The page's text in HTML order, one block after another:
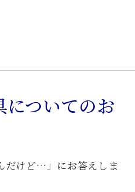
についてのお
だけど…」にお答えしま